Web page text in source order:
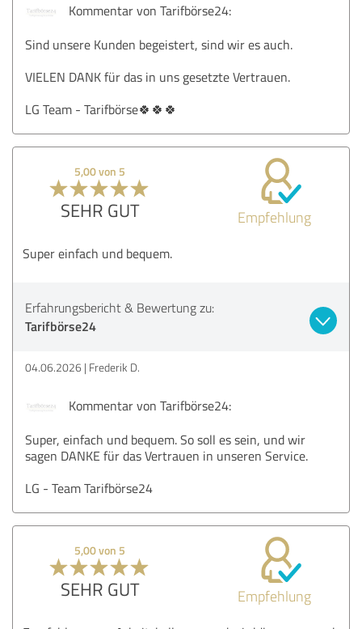
Kommentar von Tarifbörse24:
Sind unsere Kunden begeistert, sind wir es auch.
VIELEN DANK für das in uns gesetzte Vertrauen.
LG Team - Tarifbörse🍀🍀🍀
5,00 von 5
SEHR GUT Empfehlung
Super einfach und bequem.
Erfahrungsbericht & Bewertung zu:
Tarifbörse24
04.06.2026 Frederik D.
Kommentar von Tarifbörse24:
Super, einfach und bequem. So soll es sein, und wir
sagen DANKE für das Vertrauen in unseren Service.
LG - Team Tarifbörse24
5,00 von 5
SEHR GUT Empfehlung